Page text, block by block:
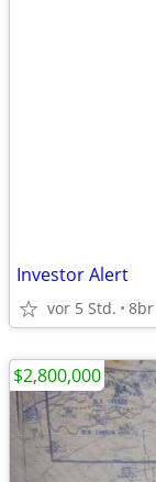
Investor Alert
vor 5 Std. 8br
$2,800,000